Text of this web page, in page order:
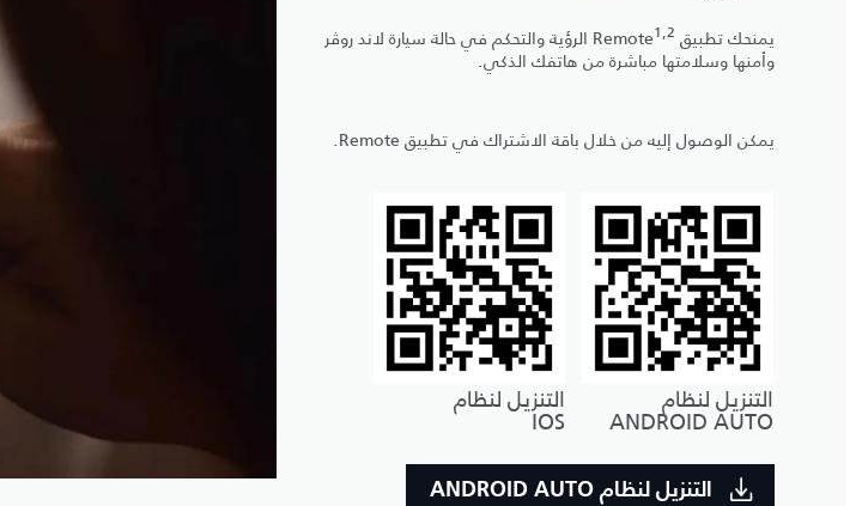
يمنحك تطبيق Remote 1,2
الرؤية والتحكم في حالة سيارة لاند روڤر
وأمنها وسلامتها مباشرة من هاتفك الذكي.
يمكن الوصول إليه من خلال باقة الاشتراك في تطبيق Remote.
التنزيل لنظام
ANDROID AUTO
التنزيل لنظام
IOS
التنزيل لنظام ANDROID AUTO